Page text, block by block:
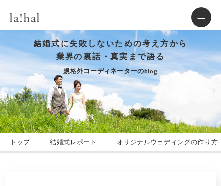
結婚式に失敗しないための考え方から
業界の裏話・真実まで語る
規格外コーディネーターのblog
トップ 結婚式レポート オリジナルウェディングの作り方